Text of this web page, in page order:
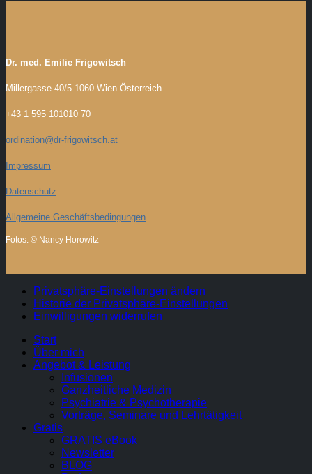
Dr. med. Emilie Frigowitsch
Millergasse 40/5 1060 Wien Österreich
+43 1 595 101010 70
ordination@dr-frigowitsch.at
Impressum
Datenschutz
Allgemeine Geschäftsbedingungen
Fotos: © Nancy Horowitz
Privatsphäre-Einstellungen ändern
Historie der Privatsphäre-Einstellungen
Einwilligungen widerrufen
Start
Über mich
Angebot & Leistung
Infusionen
Ganzheitliche Medizin
Psychiatrie & Psychotherapie
Vorträge, Seminare und Lehrtätigkeit
Gratis
GRATIS eBook
Newsletter
BLOG